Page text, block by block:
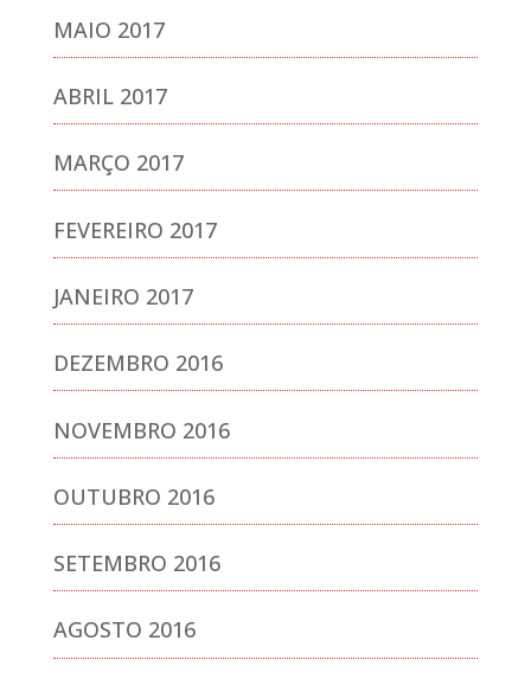
MAIO 2017
ABRIL 2017
MARÇO 2017
FEVEREIRO 2017
JANEIRO 2017
DEZEMBRO 2016
NOVEMBRO 2016
OUTUBRO 2016
SETEMBRO 2016
AGOSTO 2016